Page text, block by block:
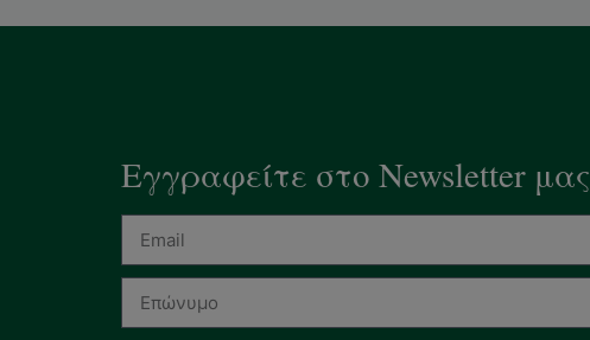
Εγγραφείτε στο Newsletter μας